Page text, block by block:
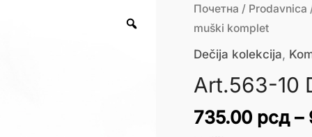
Почетна / Prodavnica
muški komplet
Dečija kolekcija,
Art.563-10
735.00 рсд –
Art.563-
10
Dečiji
komplet